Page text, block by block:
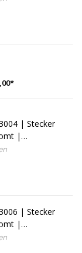
| Stecker
|
mm
| Stecker
|
mm